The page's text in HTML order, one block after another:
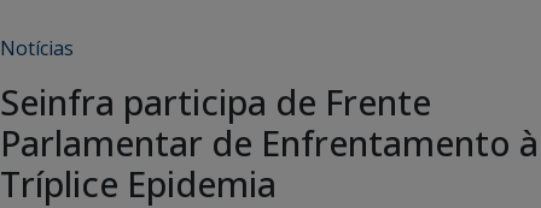
Notícias
Seinfra participa de Frente
Parlamentar de Enfrentamento à
Tríplice Epidemia